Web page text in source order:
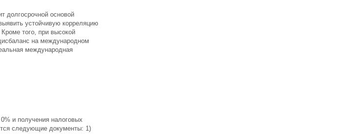
долгосрочной основой
устойчивую корреляцию
того, при высокой
на международном
международная
и получения налоговых
следующие документы: 1)